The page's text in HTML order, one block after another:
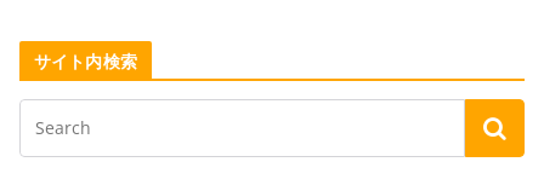
サイト内検索